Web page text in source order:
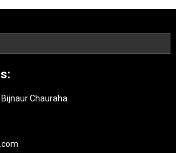
Bijnaur Chauraha